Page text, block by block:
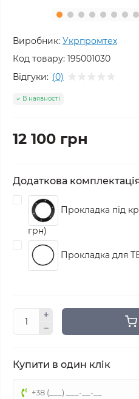
Виробник: Укрпромтех
Код товару: 195001030
Відгуки: (0)
В наявності
12 100 грн
Додаткова
Прокладка під
грн)
Прокладка для
Купити в один клік